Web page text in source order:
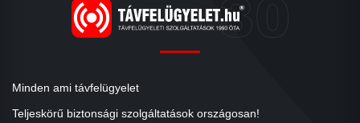
Minden ami távfelügyelet
Teljeskörű biztonsági szolgáltatások országosan!